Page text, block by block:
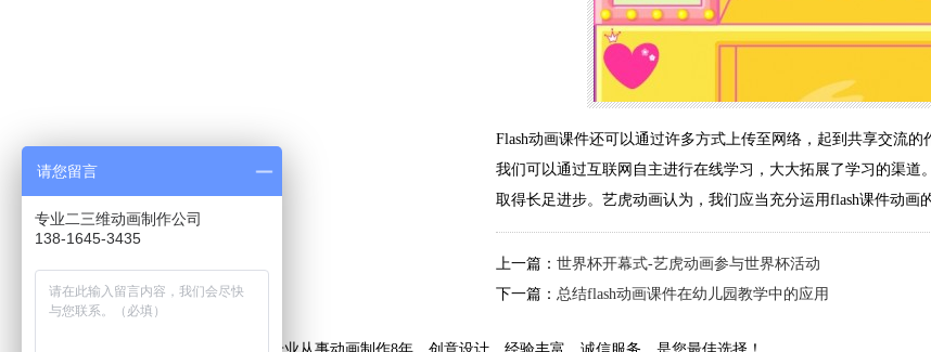
Flash动画课件还可以通过许多方式上传至网络，起到共享交流
我们可以通过互联网自主进行在线学习，大大拓展了学习的渠道
取得长足进步。艺虎动画认为，我们应当充分运用flash课件动画
上一篇： 世界杯开幕式-艺虎动画参与世界杯活动
下一篇： 总结flash动画课件在幼儿园教学中的应用
请您留言
专业二三维动画制作公司
138-1645-3435